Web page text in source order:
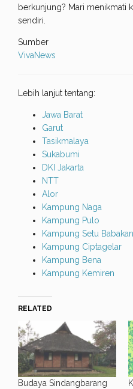
berkunjung? Mari menikmati
sendiri.
Sumber
VivaNews
Lebih lanjut tentang:
Jawa Barat
Garut
Tasikmalaya
Sukabumi
DKI Jakarta
NTT
Alor
Kampung Naga
Kampung Pulo
Kampung Setu Babakan
Kampung Ciptagelar
Kampung Bena
Kampung Kemiren
RELATED
Budaya Sindangbarang